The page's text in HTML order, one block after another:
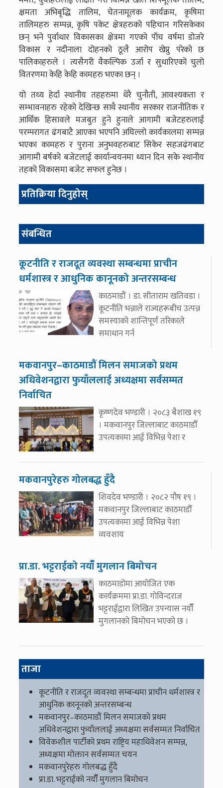
क्षमता अभिबृद्धि तालिम, चेतनामूलक कार्यक्रम, कृषिमा
तालिमहरु सम्पन्न, कृषि पकेट क्षेत्रहरुको पहिचान गरिसकेका
छन् भने पुर्वाधार विकासका क्षेत्रमा गएको पाँच वर्षमा डोजरे
विकास र नदीनाला दोहनको ठूलै आरोप खेप्नु परेको छ
पालिकाहरुले । त्यसैगरी वैकल्पिक उर्जा र सुधारिएको चुलो
वितरणमा केहि केहि कामहरु भएका छन् ।
यो तथ्य हेर्दा स्थानीय तहहरुमा धेरै चुनौती, आवश्यकता र
सम्भावनाहरु रहेको देखिन्छ साथै स्थानीय सरकार राजनीतिक र
आर्थिक हिसावले मजबुत हुने हुनाले आगामी बजेटहरुलाई
परम्परागत ढंगबाटै आएका भएपनि अघिल्लो कार्यकालमा सम्पन्न
भएका कामहरु र पुराना अनुभवहरुबाट सिकेर सहजढंगबाट
आगामी बर्षको बजेटलाई कार्यान्वयनमा ध्यान दिन सके स्थानीय
तहको विकासमा बजेट सफल हुनेछ ।
प्रतिक्रिया दिनुहोस्
संबन्धित
कूटनीति र राजदूत व्यवस्था सम्बन्धमा प्राचीन
धर्मशास्त्र र आधुनिक कानूनको अन्तरसम्बन्ध
काठमाडौं । डा. सीताराम खतिवडा ।
कूटनीति भन्नाले राज्यहरूबीच उत्पन्न
समस्याको शान्तिपूर्ण तरिकाले
समाधान गर्न
मकवानपुर–काठमाडौं मिलन समाजको प्रथम
अधिवेशनद्वारा फुयाँललाई अध्यक्षमा सर्वसम्मत
निर्वाचित
कृष्णदेव भण्डारी । २०८३ बैशाख १९
। मकवानपुर जिल्लाबाट काठमाडौँ
उपत्यकामा आई विभिन्न पेशा र
मकवानपुरेहरु गोलबद्ध हुँदै
शिवदेव भण्डारी । २०८२ पौष १९ ।
मकवानपुर जिल्लाबाट काठमाडौँ
उपत्यकामा आई विभिन्न पेशा
व्यवशाय
प्रा.डा. भट्टराईको नयाँँ मुगलान बिमोचन
काठमाडोमा आयोजित एक
कार्यक्रममा प्रा.डा. गोविन्दराज
भट्टराईद्वारा लिखित उपन्यास नयाँँ
मुगलानको बिमोचन भएको छ ।
ताजा
कूटनीति र राजदूत व्यवस्था सम्बन्धमा प्राचीन धर्मशास्त्र र
आधुनिक कानूनको अन्तरसम्बन्ध
मकवानपुर–काठमाडौं मिलन समाजको प्रथम
अधिवेशनद्वारा फुयाँललाई अध्यक्षमा सर्वसम्मत निर्वाचित
विवेकशील पार्टीको प्रथम राष्ट्रिय महाधिवेशन सम्पन्न,
अध्यक्षमा मोक्तान सर्वसम्मत चयन
मकवानपुरेहरु गोलबद्ध हुँदै
प्रा.डा. भट्टराईको नयाँँ मुगलान बिमोचन